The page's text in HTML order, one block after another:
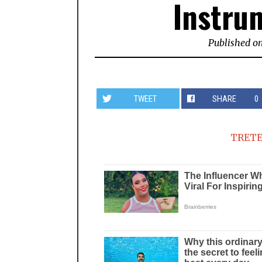
Published
TWEET SHARE 0